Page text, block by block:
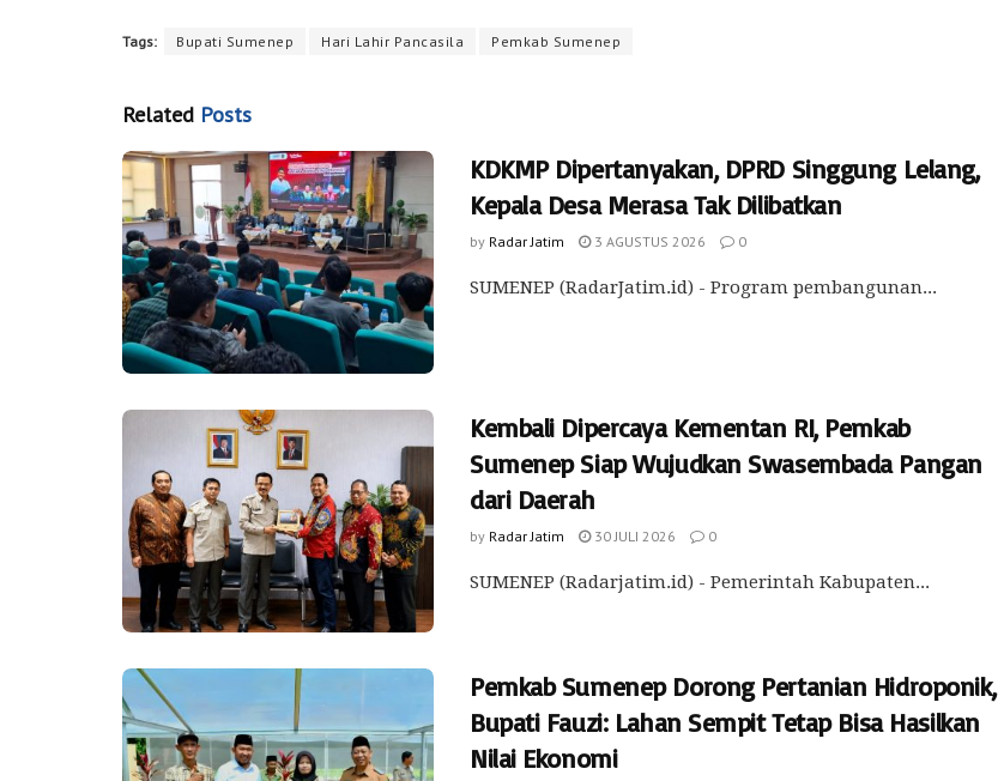
Tags: Bupati Sumenep Hari Lahir Pancasila Pemkab Sumenep
Related Posts
KDKMP Dipertanyakan, DPRD Singgung Lelang,
Kepala Desa Merasa Tak Dilibatkan
by Radar Jatim 3 AGUSTUS 2026 0
SUMENEP (RadarJatim.id) - Program pembangunan...
Kembali Dipercaya Kementan RI, Pemkab
Sumenep Siap Wujudkan Swasembada Pangan
dari Daerah
by Radar Jatim 30 JULI 2026 0
SUMENEP (Radarjatim.id) - Pemerintah Kabupaten...
Pemkab Sumenep Dorong Pertanian Hidroponik,
Bupati Fauzi: Lahan Sempit Tetap Bisa Hasilkan
Nilai Ekonomi